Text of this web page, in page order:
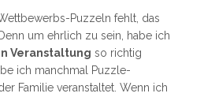
Puzzeln fehlt, das
um ehrlich zu sein, habe ich
Veranstaltung so richtig
ich manchmal Puzzle-
Familie veranstaltet. Wenn ich